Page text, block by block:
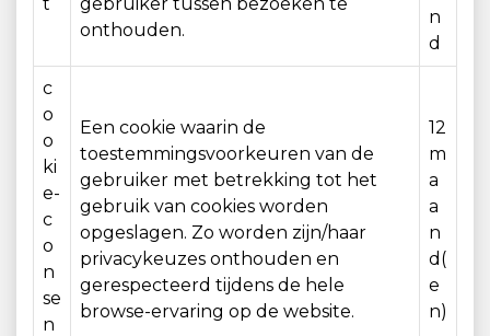
onthouden.
n
d
c
o
o
ki
e-
c
o
n
se
n
Een cookie waarin de
toestemmingsvoorkeuren van de
gebruiker met betrekking tot het
gebruik van cookies worden
opgeslagen. Zo worden zijn/haar
privacykeuzes onthouden en
gerespecteerd tijdens de hele
browse-ervaring op de website.
12
m
a
a
n
d(
e
n)